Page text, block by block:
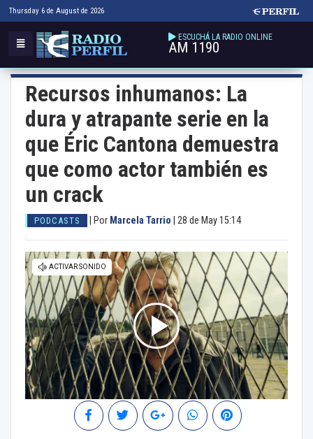
Thursday 6 de August de 2026
ESCUCHÁ LA RADIO ONLINE
AM 1190
Recursos inhumanos: La
dura y atrapante serie en la
que Éric Cantona demuestra
que como actor también es
un crack
PODCASTS Por Marcela Tarrio 28 de May 15:14